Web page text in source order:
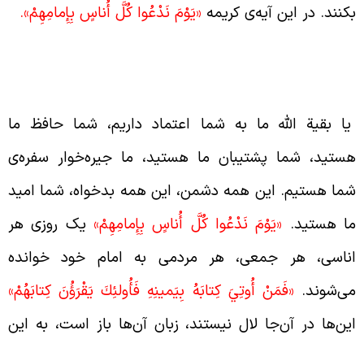
در این آیه‌ی کریمه«يَوْمَ نَدْعُوا كُلَّ أُناسٍ بِإِمامِهِمْ».
بقیة الله ما به شما اعتماد داریم، شما حافظ ما
شما پشتیبان ما هستید، ما جیره‌خوار سفره‌ی
هستیم. این همه دشمن، این همه بدخواه، شما امید
هستید.«يَوْمَ نَدْعُوا كُلَّ أُناسٍ بِإِمامِهِمْ»یک روزی هر
هر جمعی، هر مردمی به امام خود خوانده
«فَمَنْ أُوتِيَ كِتابَهُ بِيَمينِهِ فَأُولئِكَ يَقْرَؤُنَ كِتابَهُمْ»
در آن‌جا لال نیستند، زبان آن‌ها باز است، به این